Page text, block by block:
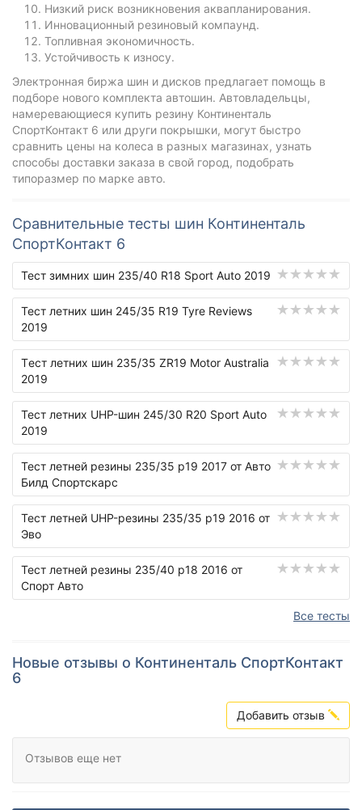
Низкий риск возникновения аквапланирования.
Инновационный резиновый компаунд.
Топливная экономичность.
Устойчивость к износу.
Электронная биржа шин и дисков предлагает помощь в
подборе нового комплекта автошин. Автовладельцы,
намеревающиеся купить резину Континенталь
СпортКонтакт 6 или други покрышки, могут быстро
сравнить цены на колеса в разных магазинах, узнать
способы доставки заказа в свой город, подобрать
типоразмер по марке авто.
Сравнительные тесты шин Континенталь
СпортКонтакт 6
Тест зимних шин 235/40 R18 Sport Auto 2019
Тест летних шин 245/35 R19 Tyre Reviews
2019
Tест летних шин 235/35 ZR19 Motor Australia
2019
Тест летних UHP-шин 245/30 R20 Sport Auto
2019
Тест летней резины 235/35 р19 2017 от Авто
Билд Спортскарс
Тест летней UHP-резины 235/35 р19 2016 от
Эво
Тест летней резины 235/40 р18 2016 от
Спорт Авто
Все тесты
Новые отзывы о Континенталь СпортКонтакт
6
Добавить отзыв
Отзывов еще нет